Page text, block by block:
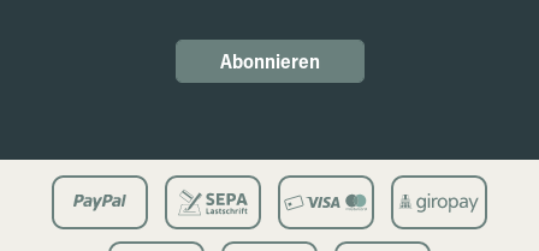
Abonnieren